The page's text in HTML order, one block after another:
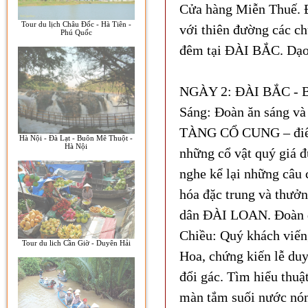
Tour du lịch Châu Đốc - Hà Tiên -
Phú Quốc
Hà Nội - Đà Lạt - Buôn Mê Thuột -
Hà Nội
Tour du lich Cần Giờ - Duyên Hải
Cửa hàng Miễn Thuế.
với thiên đường các
đêm tại ĐÀI BẮC.
NGÀY 2: ĐÀI BẮC -
Sáng: Đoàn ăn sáng
TÀNG CỔ CUNG –
những cổ vật quý giá
nghe kể lại những câu
hóa đặc trung và
dân ĐÀI LOAN. Đoàn
Chiều: Quý khách
Hoa, chứng kiến lễ
đổi gác. Tìm hiểu
màn tắm suối nước